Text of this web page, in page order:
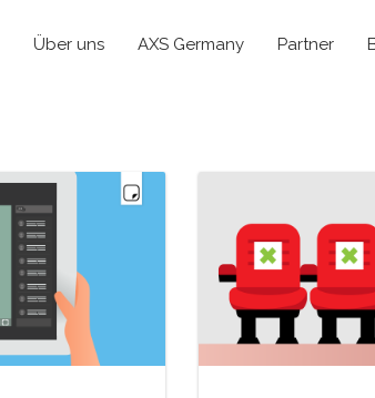
Über uns AXS Germany Partner